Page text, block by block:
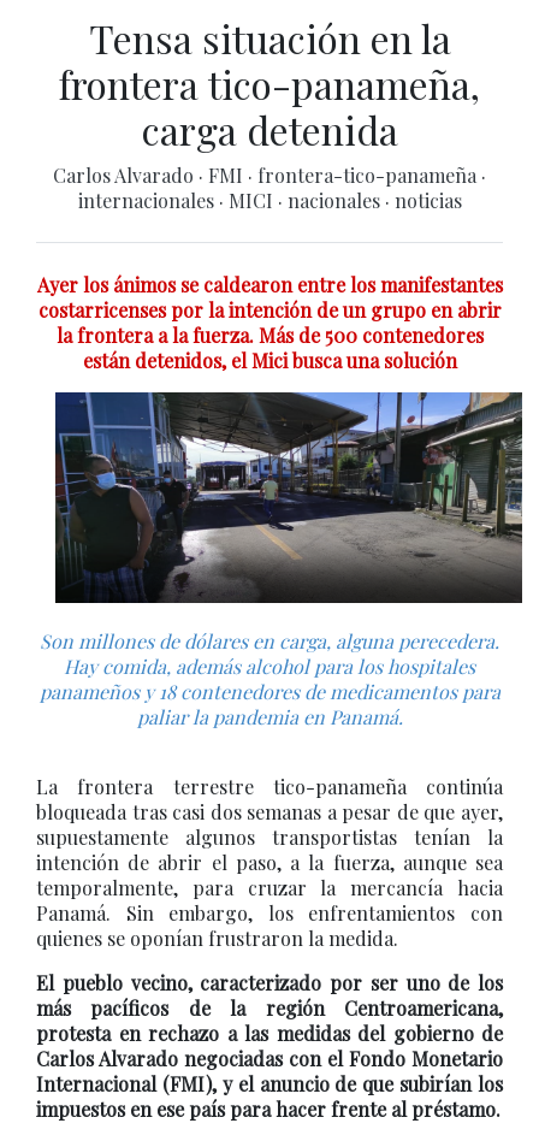
Tensa situación en la
frontera tico-panameña,
carga detenida
Carlos Alvarado · FMI · frontera-tico-panameña ·
internacionales · MICI · nacionales · noticias
Ayer los ánimos se caldearon entre los manifestantes
costarricenses por la intención de un grupo en abrir
la frontera a la fuerza. Más de 500 contenedores
están detenidos, el Mici busca una solución
Son millones de dólares en carga, alguna perecedera.
Hay comida, además alcohol para los hospitales
panameños y 18 contenedores de medicamentos para
paliar la pandemia en Panamá.
La frontera terrestre tico-panameña continúa
bloqueada tras casi dos semanas a pesar de que ayer,
supuestamente algunos transportistas tenían la
intención de abrir el paso, a la fuerza, aunque sea
temporalmente, para cruzar la mercancía hacia
Panamá. Sin embargo, los enfrentamientos con
quienes se oponían frustraron la medida.
El pueblo vecino, caracterizado por ser uno de los
más pacíficos de la región Centroamericana,
protesta en rechazo a las medidas del gobierno de
Carlos Alvarado negociadas con el Fondo Monetario
Internacional (FMI), y el anuncio de que subirían los
impuestos en ese país para hacer frente al préstamo.